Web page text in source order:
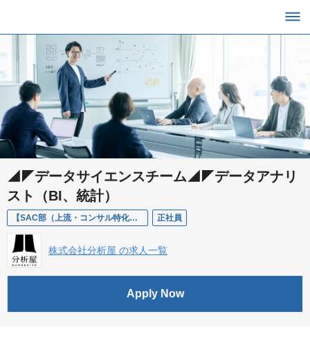
◢◤データサイエンスチーム◢◤データアナリ
スト（BI、統計）
【SAC部（上流・コンサル特化）】データアナリスト/ミドル層 正社員
株式会社分析屋 の求人一覧
Apply Now